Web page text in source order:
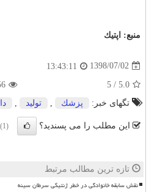
منبع: اپتیك
1398/07/02
13:43:11
5.0
/
5
تگهای خبر:
پزشك تولید
این مطلب را می پسندید؟ (1)
تازه ترین مطالب مرتبط
نقش سابقه خانوادگی در خطر ژنتیکی سرطان سینه